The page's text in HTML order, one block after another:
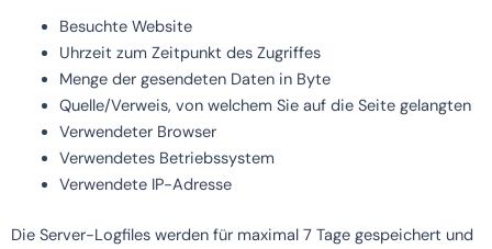
Besuchte Website
Uhrzeit zum Zeitpunkt des Zugriffes
Menge der gesendeten Daten in Byte
Quelle/Verweis, von welchem Sie auf die Seite gelangten
Verwendeter Browser
Verwendetes Betriebssystem
Verwendete IP-Adresse
Die Server-Logfiles werden für maximal 7 Tage gespeichert und